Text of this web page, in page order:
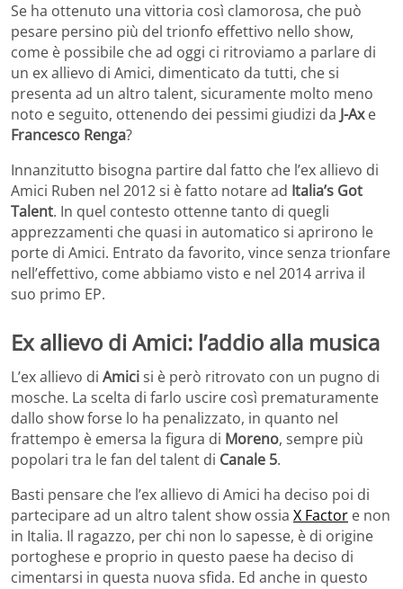
Se ha ottenuto una vittoria così clamorosa, che può
pesare persino più del trionfo effettivo nello show,
come è possibile che ad oggi ci ritroviamo a parlare di
un ex allievo di Amici, dimenticato da tutti, che si
presenta ad un altro talent, sicuramente molto meno
noto e seguito, ottenendo dei pessimi giudizi da J-Axe
Francesco Renga?
Innanzitutto bisogna partire dal fatto che l’ex allievo di
Amici Ruben nel 2012 si è fatto notare ad Italia’s Got
Talent. In quel contesto ottenne tanto di quegli
apprezzamenti che quasi in automatico si aprirono le
porte di Amici. Entrato da favorito, vince senza trionfare
nell’effettivo, come abbiamo visto e nel 2014 arriva il
suo primo EP.
Ex allievo di Amici: l’addio alla musica
L’ex allievo di Amicisi è però ritrovato con un pugno di
mosche. La scelta di farlo uscire così prematuramente
dallo show forse lo ha penalizzato, in quanto nel
frattempo è emersa la figura di Moreno, sempre più
popolari tra le fan del talent di Canale 5.
Basti pensare che l’ex allievo di Amici ha deciso poi di
partecipare ad un altro talent show ossia X Factor e non
in Italia. Il ragazzo, per chi non lo sapesse, è di origine
portoghese e proprio in questo paese ha deciso di
cimentarsi in questa nuova sfida. Ed anche in questo